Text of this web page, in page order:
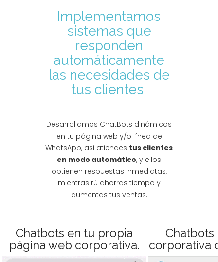
Implementamos
sistemas que
responden
automáticamente
las necesidades de
tus clientes.
Desarrollamos ChatBots dinámicos
en tu página web y/o línea de
WhatsApp, asi atiendes tus clientes
en modo automático, y ellos
obtienen respuestas inmediatas,
mientras tú ahorras tiempo y
aumentas tus ventas.
Chatbots en tu propia
página web corporativa.
Chatbots
corporativa